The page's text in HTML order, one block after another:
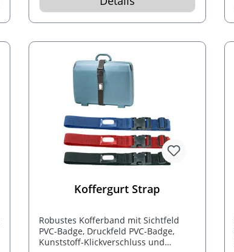
Koffergurt Strap
Robustes Kofferband mit Sichtfeld
PVC-Badge, Druckfeld PVC-Badge,
Kunststoff-Klickverschluss und